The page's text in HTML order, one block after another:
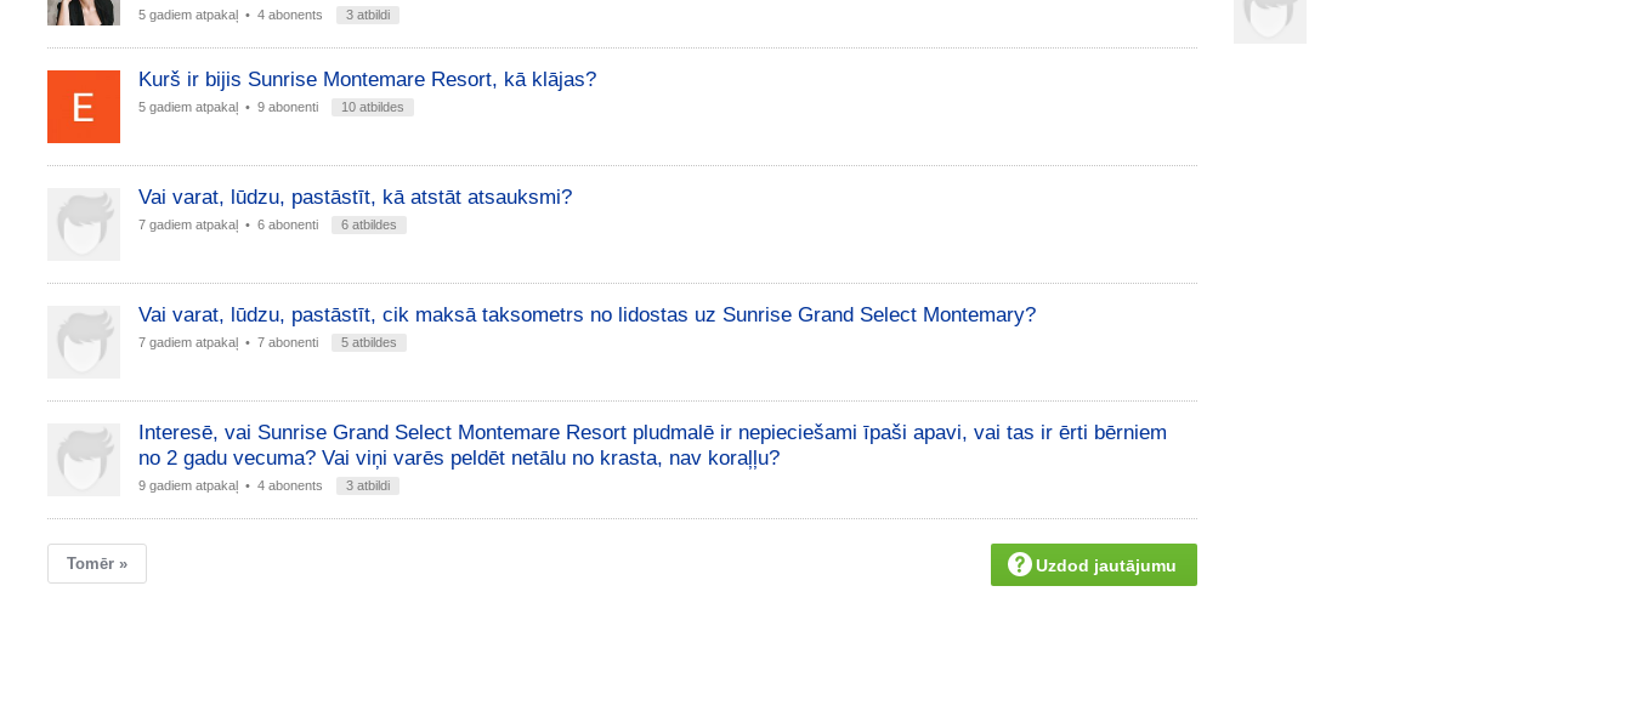
5 gadiem atpakaļ • 4 abonents 3 atbildi
Kurš ir bijis Sunrise Montemare Resort, kā klājas?
5 gadiem atpakaļ • 9 abonenti 10 atbildes
Vai varat, lūdzu, pastāstīt, kā atstāt atsauksmi?
7 gadiem atpakaļ • 6 abonenti 6 atbildes
Vai varat, lūdzu, pastāstīt, cik maksā taksometrs no lidostas uz Sunrise Grand Select Montemary?
7 gadiem atpakaļ • 7 abonenti 5 atbildes
Interesē, vai Sunrise Grand Select Montemare Resort pludmalē ir nepieciešami īpaši apavi, vai tas ir ērti bērniem
no 2 gadu vecuma? Vai viņi varēs peldēt netālu no krasta, nav koraļļu?
9 gadiem atpakaļ • 4 abonents 3 atbildi
Tomēr » Uzdod jautājumu